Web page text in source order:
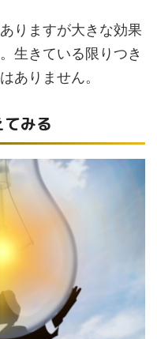
りますが大きな効果
生きている限りつき
ありません。
みる